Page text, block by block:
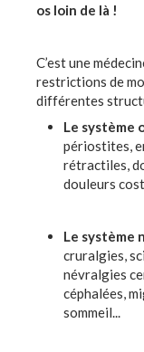
os loin de là !
C’est une
restrictions de
différentes
Le système
périostites,
rétractiles,
douleurs
Le système
cruralgies,
névralgies
céphalées,
sommeil...